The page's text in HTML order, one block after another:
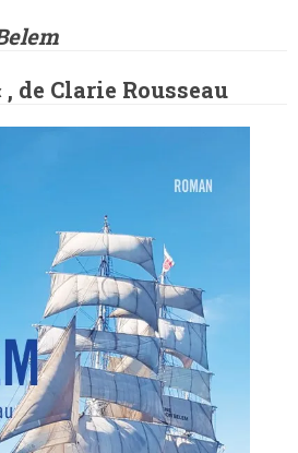
, de Clarie Rousseau